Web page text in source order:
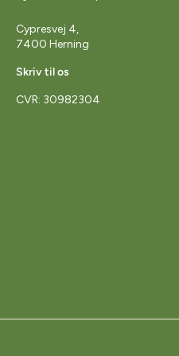
Cypresvej 4,
7400 Herning
Skriv til os
CVR: 30982304